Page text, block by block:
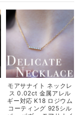
モアサナイト ネックレ
ス 0.02ct 金属アレル
ギー対応 K18 ロジウム
コーティング 925シル